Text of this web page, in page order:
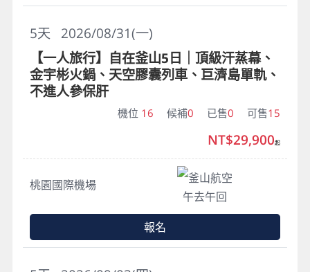
2026/08/31(一)
5天
【一人旅行】自在釜山5日｜頂級汗蒸幕、
金宇彬火鍋、天空膠囊列車、巨濟島單軌、
不進人參保肝
機位 16 候補0 已售0 可售15
桃園國際機場
釜山航空
午去午回
NT$29,900起
報名